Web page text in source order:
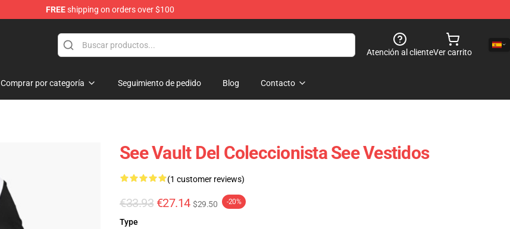
FREEshipping on orders over $100
Atención al clienteVer carrito
Comprar por categoría Seguimiento de pedido Blog Contacto
See Vault Del Coleccionista See Vestidos
(1 customer reviews)
€33.93 €27.14 $29.50 -20%
Type